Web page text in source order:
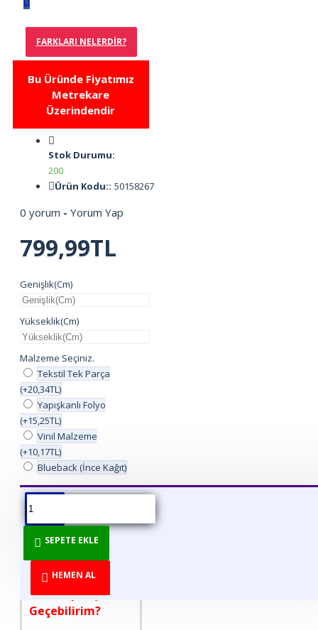
FARKLARI NELERDIR?
Bu Üründe Fiyatımız
Metrekare
Üzerindendir
Stok Durumu:
200
Ürün Kodu:: 50158267
0 yorum - Yorum Yap
799,99TL
Genişlik(Cm)
Yükseklik(Cm)
Malzeme Seçiniz.
Tekstil Tek Parça
(+20,34TL)
Yapışkanlı Folyo
(+15,25TL)
Vinil Malzeme
(+10,17TL)
Blueback (İnce Kağıt)
SEPETE EKLE
HEMEN AL
ÜRÜN BILGISI ÜRÜN YORUMLARI
DİREKT ÜRETİCİDEN
TÜKETİCİYE!
Nasıl Sipariş
Geçebilirim?